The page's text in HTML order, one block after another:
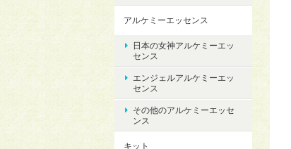
アルケミーエッセンス
日本の女神アルケミーエッ
センス
エンジェルアルケミーエッ
センス
その他のアルケミーエッセ
ンス
キット